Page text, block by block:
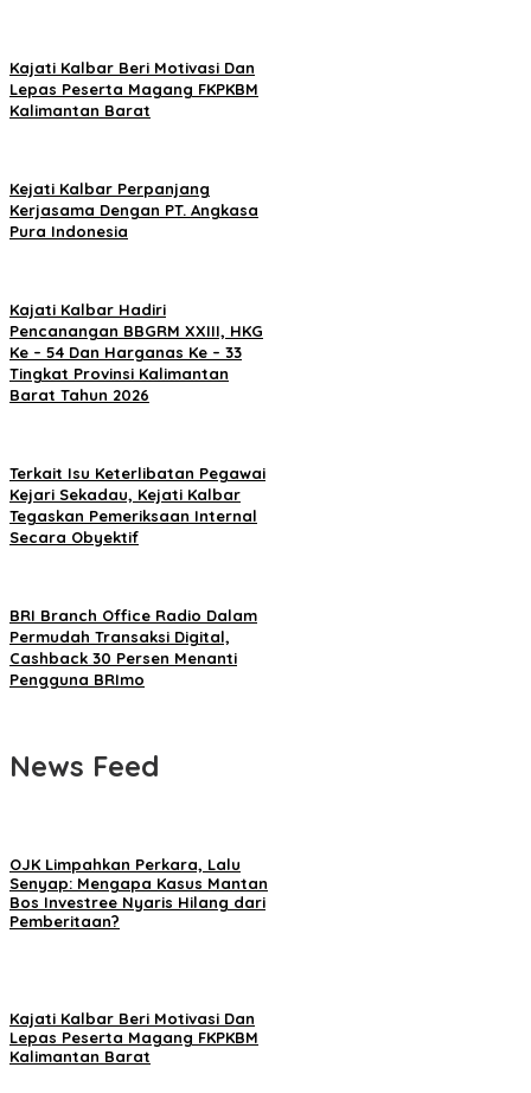
Kajati Kalbar Beri Motivasi Dan
Lepas Peserta Magang FKPKBM
Kalimantan Barat
Kejati Kalbar Perpanjang
Kerjasama Dengan PT. Angkasa
Pura Indonesia
Kajati Kalbar Hadiri
Pencanangan BBGRM XXIII, HKG
Ke – 54 Dan Harganas Ke – 33
Tingkat Provinsi Kalimantan
Barat Tahun 2026
Terkait Isu Keterlibatan Pegawai
Kejari Sekadau, Kejati Kalbar
Tegaskan Pemeriksaan Internal
Secara Obyektif
BRI Branch Office Radio Dalam
Permudah Transaksi Digital,
Cashback 30 Persen Menanti
Pengguna BRImo
News Feed
OJK Limpahkan Perkara, Lalu
Senyap: Mengapa Kasus Mantan
Bos Investree Nyaris Hilang dari
Pemberitaan?
Kajati Kalbar Beri Motivasi Dan
Lepas Peserta Magang FKPKBM
Kalimantan Barat